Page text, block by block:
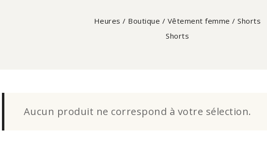
Heures / Boutique / Vêtement femme / Shorts
Shorts
Aucun produit ne correspond à votre sélection.